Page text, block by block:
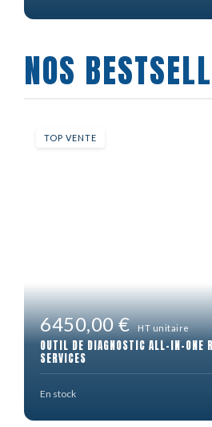
NOS
TOP VENTE
6450,00 € HT unitaire
OUTIL DE DIAGNOSTIC ALL-IN-ONE
SERVICES
En stock